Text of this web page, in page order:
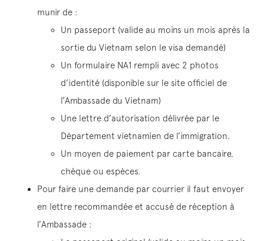
munir de :
Un passeport (valide au moins un mois après la
sortie du Vietnam selon le visa demandé)
Un formulaire NA1 rempli avec 2 photos
d’identité (disponible sur le site officiel de
l’Ambassade du Vietnam)
Une lettre d’autorisation délivrée par le
Département vietnamien de l’immigration.
Un moyen de paiement par carte bancaire,
chèque ou espèces.
Pour faire une demande par courrier il faut envoyer
en lettre recommandée et accusé de réception à
l’Ambassade :